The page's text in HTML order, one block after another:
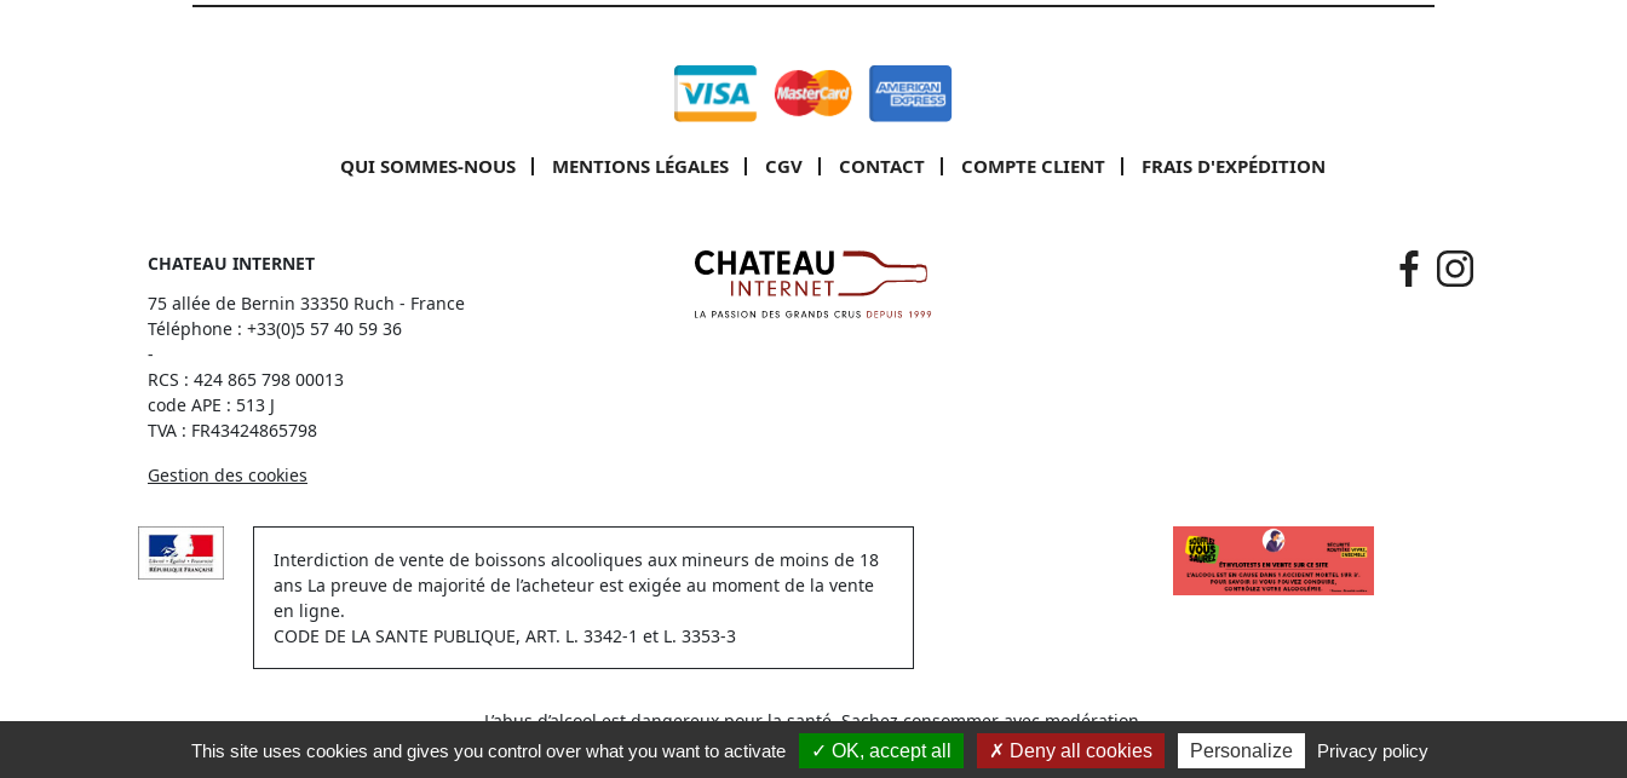
QUI SOMMES-NOUS MENTIONS LÉGALES CGV CONTACT COMPTE CLIENT FRAIS D'EXPÉDITION
CHATEAU INTERNET
75 allée de Bernin 33350 Ruch - France
Téléphone : +33(0)5 57 40 59 36
-
RCS : 424 865 798 00013
code APE : 513 J
TVA : FR43424865798
Gestion des cookies
Interdiction de vente de boissons alcooliques aux mineurs de moins de 18
ans La preuve de majorité de l’acheteur est exigée au moment de la vente
en ligne.
CODE DE LA SANTE PUBLIQUE, ART. L. 3342-1 et L. 3353-3
L’abus d’alcool est dangereux pour la santé. Sachez consommer avec modération.
This site uses cookies and gives you control over what you want to activate OK, accept all Deny all cookies Personalize Privacy policy